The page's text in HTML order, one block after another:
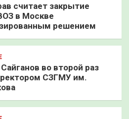
считает закрытие
в Москве
решением
во второй раз
ректором СЗГМУ им.